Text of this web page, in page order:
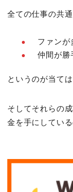
全ての仕事の共
ファンが
仲間が勝
というのが当ては
そしてそれらの
金を手にしてい